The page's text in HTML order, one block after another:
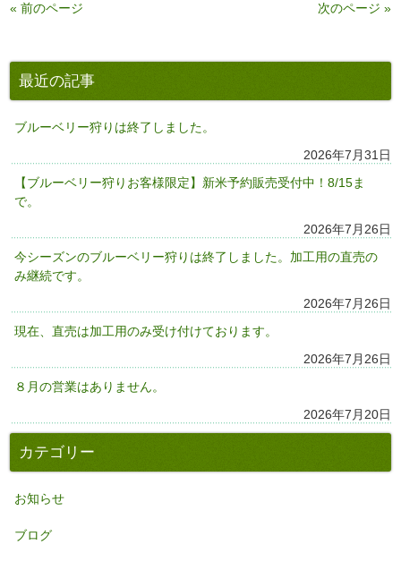
« 前のページ 次のページ »
最近の記事
ブルーベリー狩りは終了しました。
2026年7月31日
【ブルーベリー狩りお客様限定】新米予約販売受付中！8/15ま
で。
2026年7月26日
今シーズンのブルーベリー狩りは終了しました。加工用の直売の
み継続です。
2026年7月26日
現在、直売は加工用のみ受け付けております。
2026年7月26日
８月の営業はありません。
2026年7月20日
カテゴリー
お知らせ
ブログ